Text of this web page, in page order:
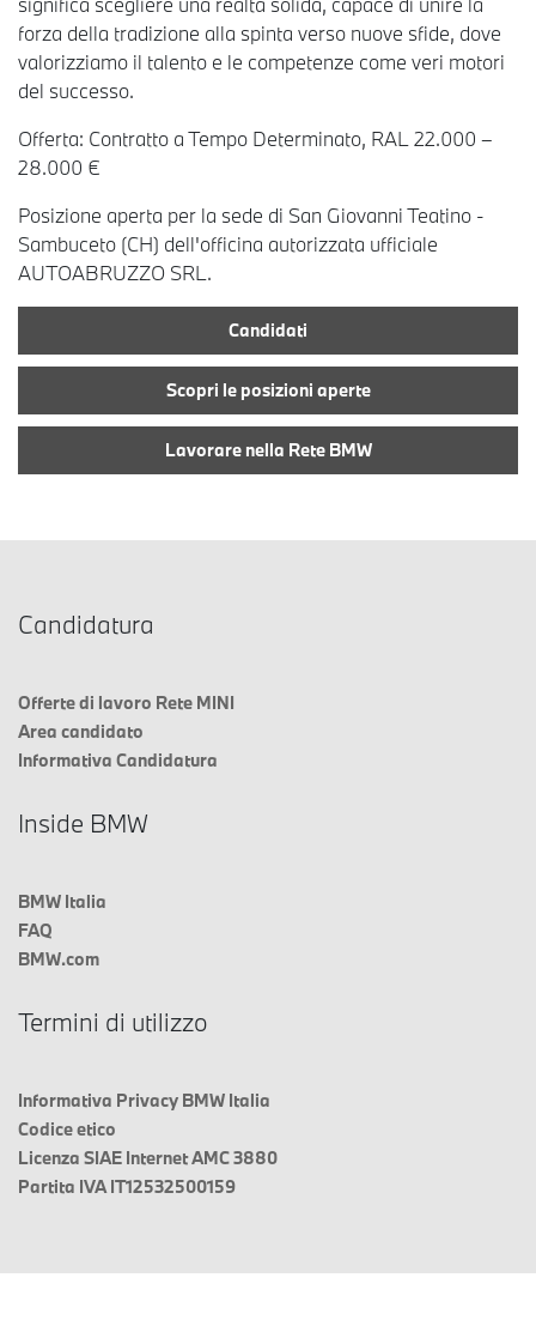
forza della tradizione alla spinta verso nuove sfide, dove
valorizziamo il talento e le competenze come veri motori
del successo.
Offerta: Contratto a Tempo Determinato, RAL 22.000 –
28.000 €
Posizione aperta per la sede di San Giovanni Teatino -
Sambuceto (CH) dell'officina autorizzata ufficiale
AUTOABRUZZO SRL.
Candidati
Scopri le posizioni aperte
Lavorare nella Rete BMW
Candidatura
Offerte di lavoro Rete MINI
Area candidato
Informativa Candidatura
Inside BMW
BMW Italia
FAQ
BMW.com
Termini di utilizzo
Informativa Privacy BMW Italia
Codice etico
Licenza SIAE Internet AMC 3880
Partita IVA IT12532500159